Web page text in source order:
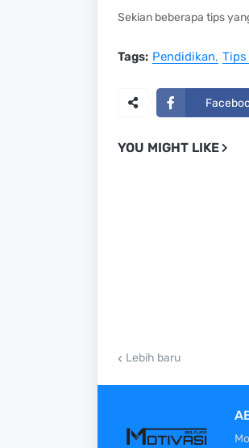
Sekian beberapa tips
Tags: Pendidikan Tips
YOU MIGHT LIKE
Lebih baru